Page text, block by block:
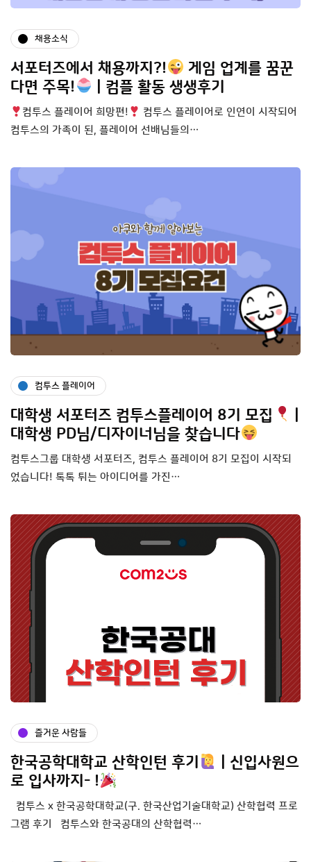
채용소식
서포터즈에서 채용까지?!
게임 업계를 꿈꾼
다면 주목!
| 컴플 활동 생생후기
컴투스 플레이어 희망편!
컴투스 플레이어로 인연이 시작되어
컴투스의 가족이 된, 플레이어 선배님들의…
컴투스 플레이어
대학생 서포터즈 컴투스플레이어 8기 모집
대학생 PD님/디자이너님을 찾습니다
컴투스그룹 대학생 서포터즈, 컴투스 플레이어 8기 모집이 시작되
었습니다! 톡톡 튀는 아이디어를 가진…
즐거운 사람들
한국공학대학교 산학인턴 후기
| 신입사원으
로 입사까지- !
컴투스 x 한국공학대학교(구. 한국산업기술대학교) 산학협력 프로
그램 후기 컴투스와 한국공대의 산학협력…